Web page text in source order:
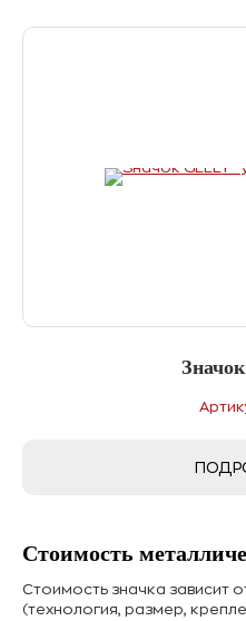
Стоимость
Стоимость значка зависит
(технология, размер,